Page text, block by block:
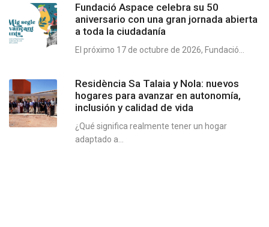
Fundació Aspace celebra su 50
aniversario con una gran jornada abierta
a toda la ciudadanía
El próximo 17 de octubre de 2026, Fundació...
Residència Sa Talaia y Nola: nuevos
hogares para avanzar en autonomía,
inclusión y calidad de vida
¿Qué significa realmente tener un hogar
adaptado a...